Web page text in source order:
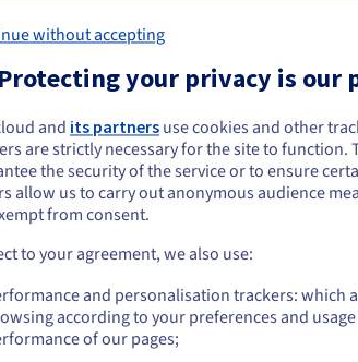
registreren?
of rechtspersonen, zonder geografische
Beheerregels en
without accepting
Protecting your privacy is our
and its partners use cookies and other
are strictly necessary for the site to function.
the security of the service or to ensure
allow us to carry out anonymous audience
from consent.
to your agreement, we also use:
and personalisation trackers: which
according to your preferences and
of our pages;